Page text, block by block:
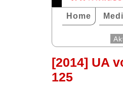
Home
[2014] UA
125